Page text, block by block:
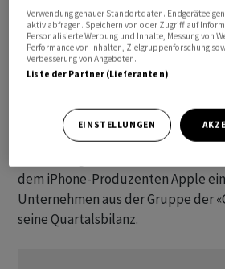
Die Quartalsergebnisse von
Microsoft , Meta und Qualcomm
hätten die Investoren nicht
erklärte Analyst Andreas Lipkow von
Unternehmen die Stütze der
Aufwärtsbewegung am US-Markt
dem iPhone-Produzenten Apple
Unternehmen aus der Gruppe der
seine Quartalsbilanz.
Verwendung genauer Standortdaten.
aktiv abfragen. Speichern von oder Zugriff auf
Personalisierte Werbung und Inhalte, Messung von
Performance von Inhalten, Zielgruppenforschung
Verbesserung von Angeboten.
Liste der Partner (Lieferanten)
EINSTELLUNGEN